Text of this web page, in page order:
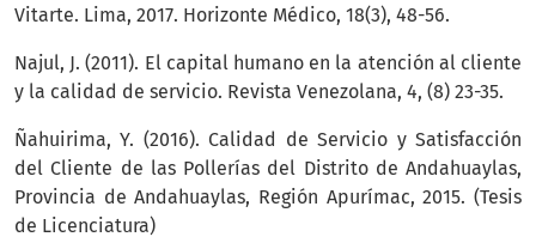
Vitarte. Lima, 2017. Horizonte Médico, 18(3), 48-56.
Najul, J. (2011). El capital humano en la atención al cliente
y la calidad de servicio. Revista Venezolana, 4, (8) 23-35.
Ñahuirima, Y. (2016). Calidad de Servicio y Satisfacción
del Cliente de las Pollerías del Distrito de Andahuaylas,
Provincia de Andahuaylas, Región Apurímac, 2015. (Tesis
de Licenciatura)